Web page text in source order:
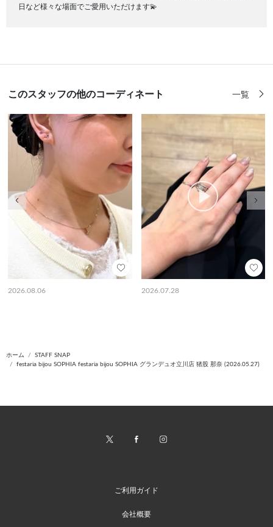
日など様々な場面でご愛用いただけます💫
このスタッフの他のコーディネート 一覧
2026.08.06 2026.07.28
前の画像
ホーム
STAFF SNAP
festaria bijou SOPHIA festaria bijou SOPHIA グランデュオ立川店 猪股 那奈 (2026.05.27)
ご利用ガイド
会社概要